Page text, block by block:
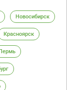
Новосибирск
Красноярск